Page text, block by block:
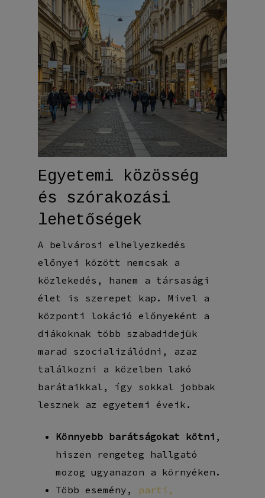
Egyetemi közösség
és szórakozási
lehetőségek
A belvárosi elhelyezkedés
előnyei között nemcsak a
közlekedés, hanem a társasági
élet is szerepet kap. Mivel a
központi lokáció előnyeként a
diákoknak több szabadidejük
marad szocializálódni, azaz
találkozni a közelben lakó
barátaikkal, így sokkal jobbak
lesznek az egyetemi éveik.
Könnyebb barátságokat kötni ,
hiszen rengeteg hallgató
mozog ugyanazon a környéken.
Több esemény, parti,